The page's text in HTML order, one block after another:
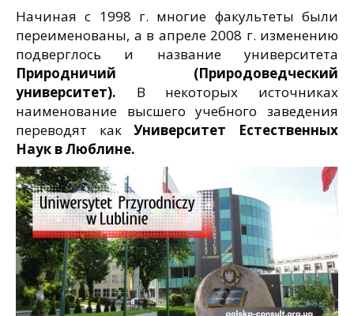
Начиная с 1998 г. многие факультеты были
переименованы, а в апреле 2008 г. изменению
подверглось и название университета
Природничий (Природоведческий
университет). В некоторых источниках
наименование высшего учебного заведения
переводят какУниверситет Естественных
Наук в Люблине.